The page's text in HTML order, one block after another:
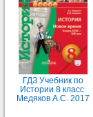
ГДЗ Учебник по
Истории 8 класс
Медяков А.С. 2017